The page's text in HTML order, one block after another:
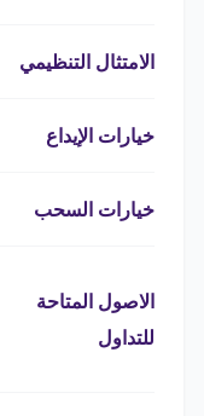
الامتثال التنظيمي
خيارات الإيداع
خيارات السحب
الاصول المتاحة
للتداول